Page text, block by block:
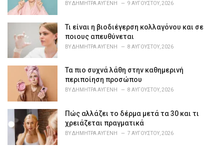
e
BYΔΉΜΗΤΡΑ ΑΥΓΈΝΗ 9 ΑΥΓΟΎΣΤΟΥ, 2026
Τι είναι η βιοδιέγερση κολλαγόνου και σε
ποιους απευθύνεται
BYΔΉΜΗΤΡΑ ΑΥΓΈΝΗ 8 ΑΥΓΟΎΣΤΟΥ, 2026
Τα πιο συχνά λάθη στην καθημερινή
περιποίηση προσώπου
BYΔΉΜΗΤΡΑ ΑΥΓΈΝΗ 8 ΑΥΓΟΎΣΤΟΥ, 2026
Πώς αλλάζει το δέρμα μετά τα 30 και τι
χρειάζεται πραγματικά
BYΔΉΜΗΤΡΑ ΑΥΓΈΝΗ 7 ΑΥΓΟΎΣΤΟΥ, 2026